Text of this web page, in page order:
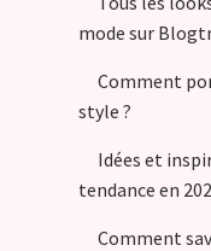
mode sur
Comment
style ?
Idées et
tendance en
Comment